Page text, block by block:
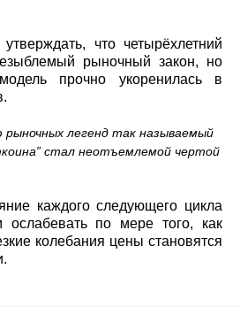
что четырёхлетний
рыночный закон, но
прочно укоренилась в
рыночных легенд так называемый
стал неотъемлемой чертой
каждого следующего цикла
по мере того, как
колебания цены становятся